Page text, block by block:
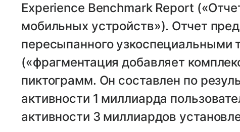
Experience Benchmark Report
мобильных устройств»). Отчет
пересыпанного узкоспециальными
(«фрагментация добавляет
пиктограмм. Он составлен по
активности 1 миллиарда
активности 3 миллиардов